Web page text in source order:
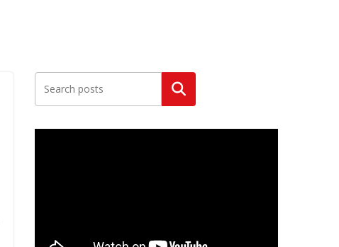
Szukaj